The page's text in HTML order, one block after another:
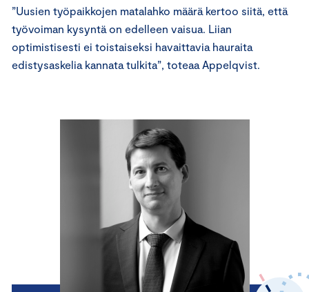
”Uusien työpaikkojen matalahko määrä kertoo siitä, että
työvoiman kysyntä on edelleen vaisua. Liian
optimistisesti ei toistaiseksi havaittavia hauraita
edistysaskelia kannata tulkita”, toteaa Appelqvist.